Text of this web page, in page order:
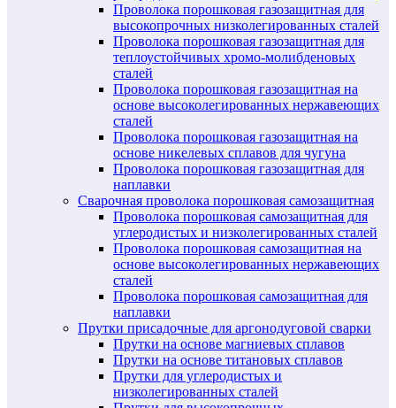
Проволока порошковая газозащитная для
высокопрочных низколегированных сталей
Проволока порошковая газозащитная для
теплоустойчивых хромо-молибденовых
сталей
Проволока порошковая газозащитная на
основе высоколегированных нержавеющих
сталей
Проволока порошковая газозащитная на
основе никелевых сплавов для чугуна
Проволока порошковая газозащитная для
наплавки
Сварочная проволока порошковая самозащитная
Проволока порошковая самозащитная для
углеродистых и низколегированных сталей
Проволока порошковая самозащитная на
основе высоколегированных нержавеющих
сталей
Проволока порошковая самозащитная для
наплавки
Прутки присадочные для аргонодуговой сварки
Прутки на основе магниевых сплавов
Прутки на основе титановых сплавов
Прутки для углеродистых и
низколегированных сталей